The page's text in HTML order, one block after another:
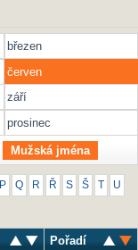
březen
červen
září
prosinec
Mužská jména
P Q R Ř S Š U
Pořadí